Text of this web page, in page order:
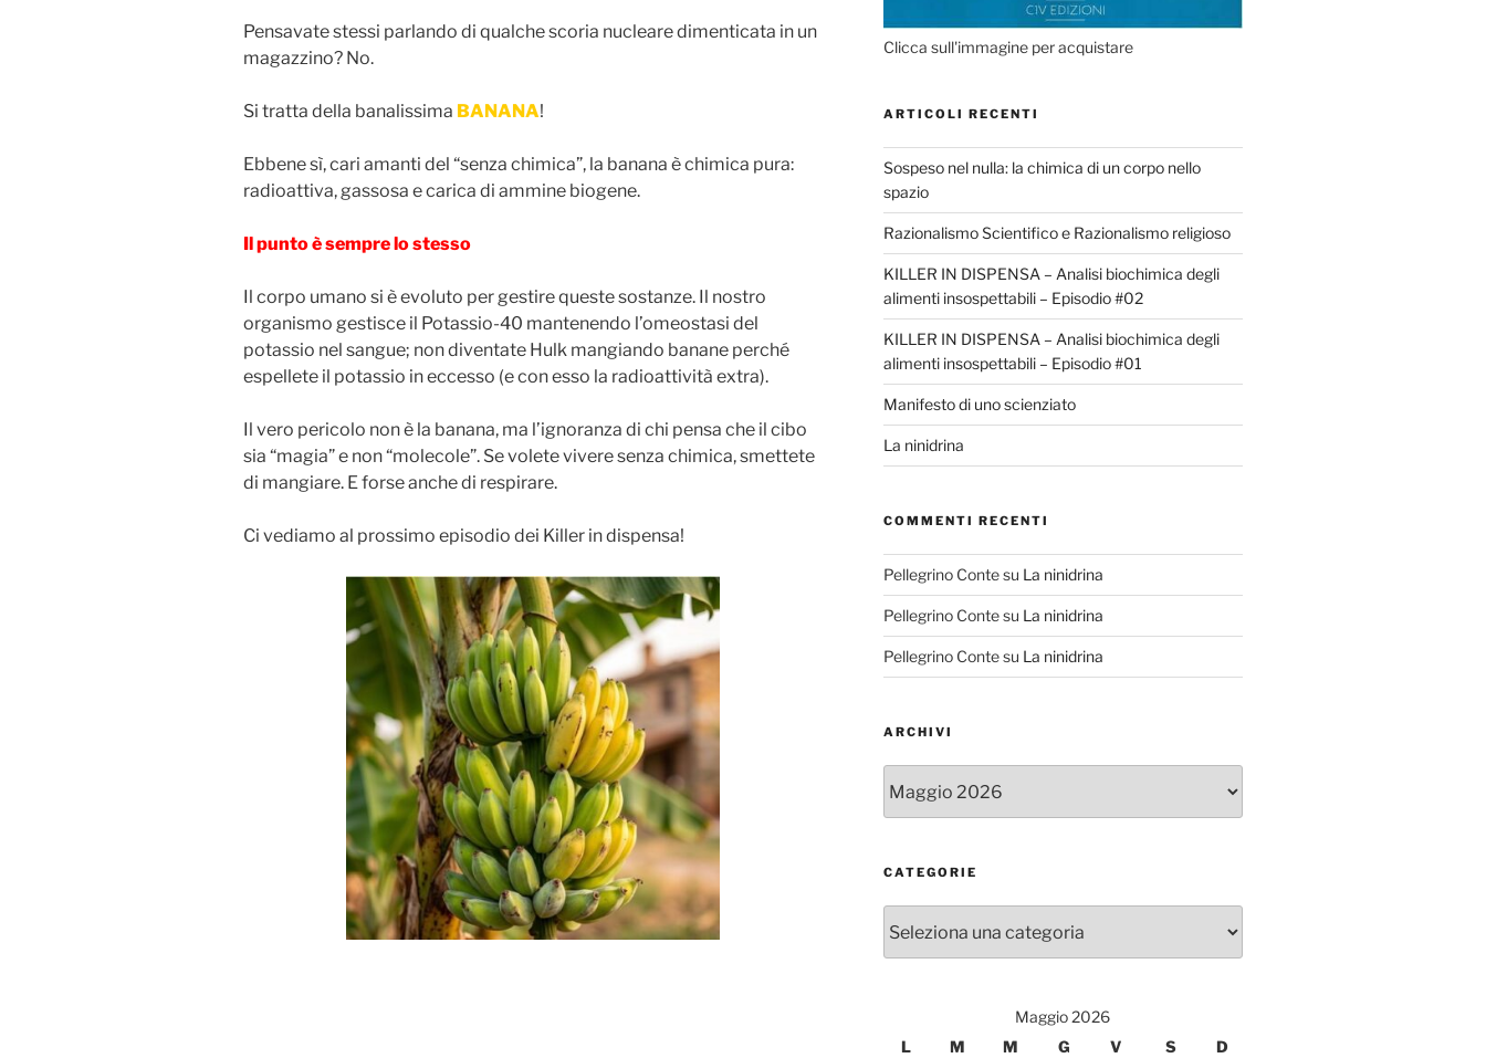
Pensavate stessi parlando di qualche scoria nucleare dimenticata in un
magazzino? No.
Si tratta della banalissima BANANA!
Ebbene sì, cari amanti del “senza chimica”, la banana è chimica pura:
radioattiva, gassosa e carica di ammine biogene.
Il punto è sempre lo stesso
Il corpo umano si è evoluto per gestire queste sostanze. Il nostro
organismo gestisce il Potassio-40 mantenendo l’omeostasi del
potassio nel sangue; non diventate Hulk mangiando banane perché
espellete il potassio in eccesso (e con esso la radioattività extra).
Il vero pericolo non è la banana, ma l’ignoranza di chi pensa che il cibo
sia “magia” e non “molecole”. Se volete vivere senza chimica, smettete
di mangiare. E forse anche di respirare.
Ci vediamo al prossimo episodio dei Killer in dispensa!
Clicca sull'immagine per acquistare
ARTICOLI RECENTI
Sospeso nel nulla: la chimica di un corpo nello
spazio
Razionalismo Scientifico e Razionalismo religioso
KILLER IN DISPENSA – Analisi biochimica degli
alimenti insospettabili – Episodio #02
KILLER IN DISPENSA – Analisi biochimica degli
alimenti insospettabili – Episodio #01
Manifesto di uno scienziato
La ninidrina
COMMENTI RECENTI
Pellegrino Contesu La ninidrina
Pellegrino Contesu La ninidrina
Pellegrino Contesu La ninidrina
ARCHIVI
CATEGORIE
Maggio 2026
L
M M G V S D